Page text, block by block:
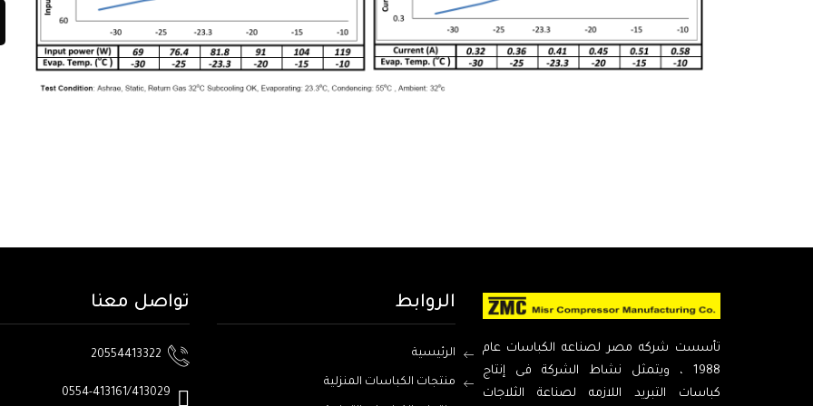
تأسست شركه مصر لصناعه الكباسات عام
1988 ، ويتمثل نشاط الشركة فى إنتاج
كباسات التبريد اللازمه لصناعة الثلاجات
الروابط
الرئيسية
منتجات الكباسات المنزلية
تواصل معنا
20554413322
0554-413161/413029